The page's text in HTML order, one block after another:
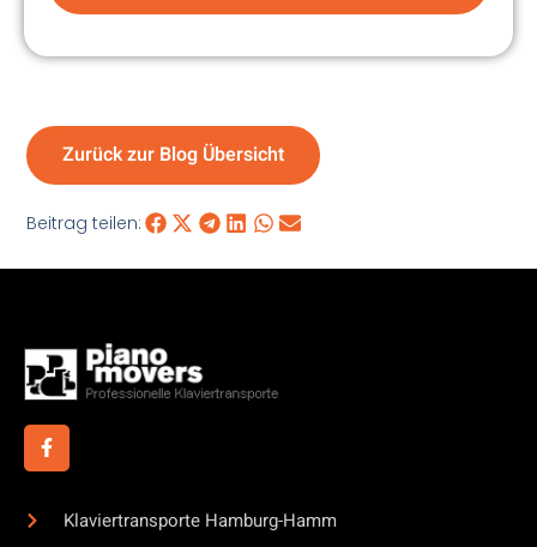
Zurück zur Blog Übersicht
Beitrag teilen:
Klaviertransporte Hamburg-Hamm